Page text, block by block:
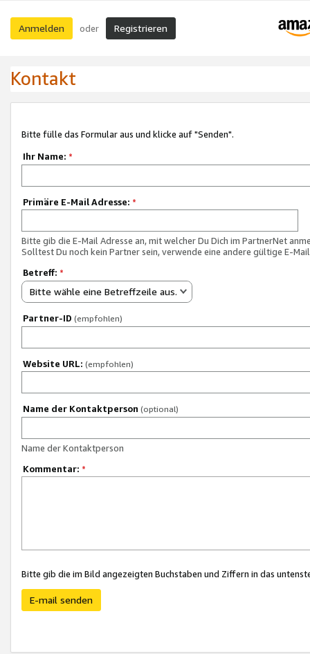
Anmelden oder Registrieren
Kontakt
Bitte fülle das Formular aus und klicke auf "Senden".
Ihr Name: *
Primäre E-Mail Adresse: *
Bitte gib die E-Mail Adresse an, mit welcher Du Dich im PartnerNet
Solltest Du noch kein Partner sein, verwende eine andere gültige E-
Betreff: *
Bitte wähle eine Betreffzeile aus.
Partner-ID (empfohlen)
Website URL: (empfohlen)
Name der Kontaktperson (optional)
Name der Kontaktperson
Kommentar: *
Bitte gib die im Bild angezeigten Buchstaben und Ziffern in das
E-mail senden